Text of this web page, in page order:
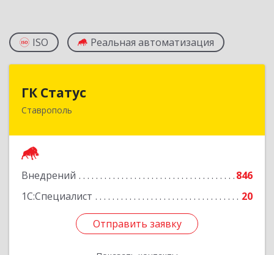
ISO Реальная автоматизация
ГК Статус
Ставрополь
Внедрений
846
1С:Специалист
20
Отправить заявку
355002, Ставропольский край, Ставрополь г,
Отправить заявку